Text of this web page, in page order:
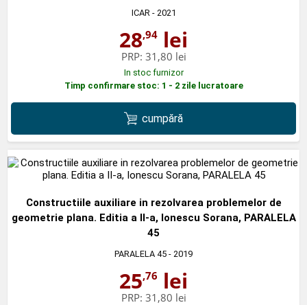
ICAR- 2021
28,94 lei
PRP: 31,80 lei
In stoc furnizor
Timp confirmare stoc: 1 - 2 zile lucratoare
cumpără
Constructiile auxiliare in rezolvarea problemelor de
geometrie plana. Editia a II-a, Ionescu Sorana, PARALELA
45
PARALELA 45 - 2019
25,76 lei
PRP: 31,80 lei